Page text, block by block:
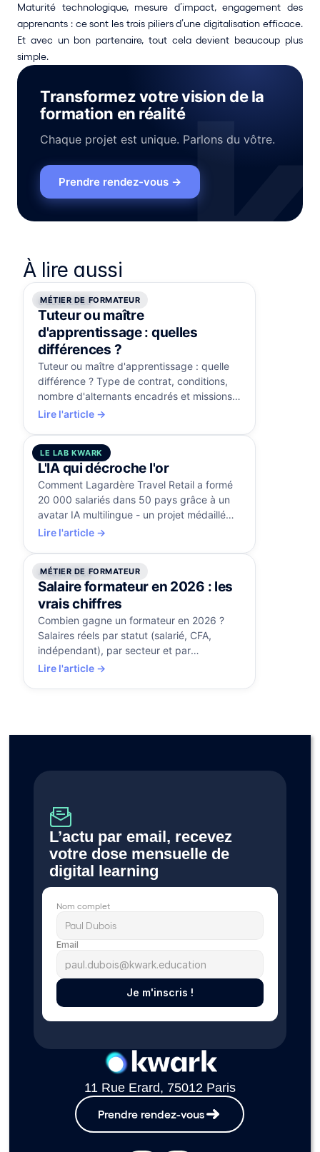
Maturité technologique, mesure d’impact, engagement des
apprenants : ce sont les trois piliers d’une digitalisation efficace.
Et avec un bon partenaire, tout cela devient beaucoup plus
simple.
Transformez votre vision de la
formation en réalité
Chaque projet est unique. Parlons du vôtre.
Prendre rendez-vous →
À lire aussi
MÉTIER DE FORMATEUR
6 août 2026
Tuteur ou maître
d'apprentissage : quelles
différences ?
Tuteur ou maître d'apprentissage : quelle
différence ? Type de contrat, conditions,
nombre d'alternants encadrés et missions
comparés, avec la certification RS5515.
Lire l'article →
LE LAB KWARK
5 août 2026
L'IA qui décroche l'or
Comment Lagardère Travel Retail a formé
20 000 salariés dans 50 pays grâce à un
avatar IA multilingue - un projet médaillé
d'or aux Brandon Hall Awards.
Lire l'article →
MÉTIER DE FORMATEUR
4 août 2026
Salaire formateur en 2026 : les
vrais chiffres
Combien gagne un formateur en 2026 ?
Salaires réels par statut (salarié, CFA,
indépendant), par secteur et par
expérience, et les leviers pour progresser.
Lire l'article →
L’actu par email, recevez
votre dose mensuelle de
digital learning
Nom complet
Email
Je m'inscris !
11 Rue Erard, 75012 Paris
Prendre rendez-vous